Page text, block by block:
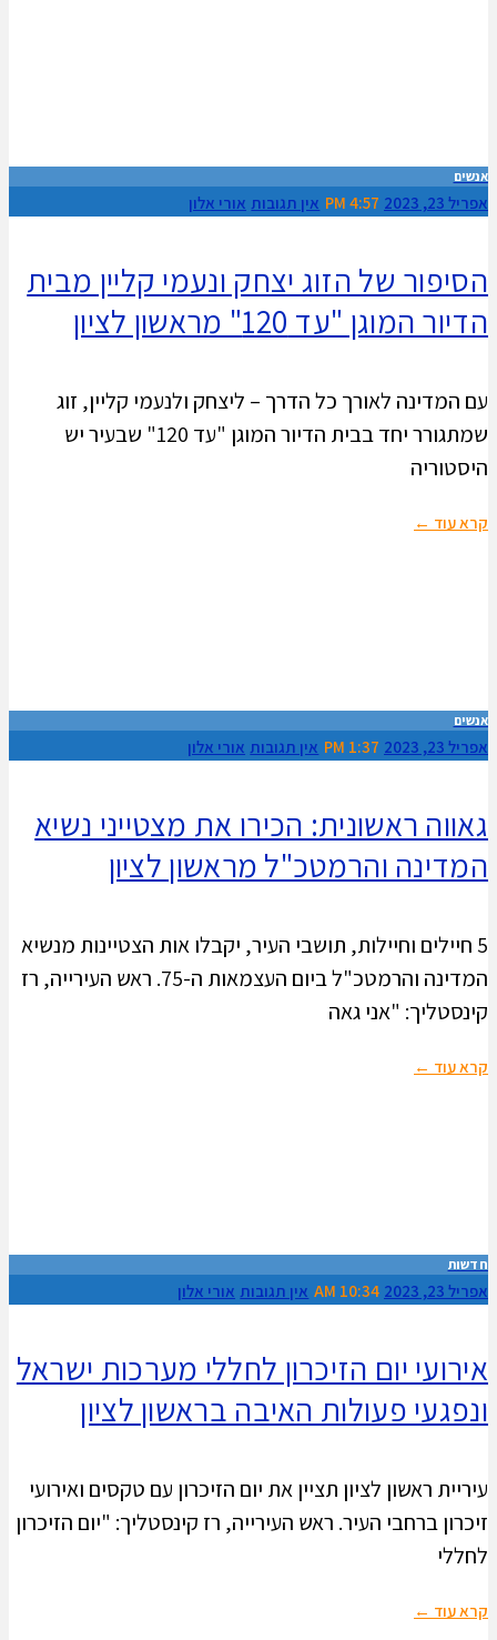
אנשים
אפריל 23, 2023 4:57 PM אין תגובות אורי אלון
הסיפור של הזוג יצחק ונעמי קליין מבית
הדיור המוגן "עד 120" מראשון לציון
עם המדינה לאורך כל הדרך – ליצחק ולנעמי קליין, זוג
שמתגורר יחד בבית הדיור המוגן "עד 120" שבעיר יש
היסטוריה
קרא עוד ←
אנשים
אפריל 23, 2023 1:37 PM אין תגובות אורי אלון
גאווה ראשונית: הכירו את מצטייני נשיא
המדינה והרמטכ"ל מראשון לציון
5 חיילים וחיילות, תושבי העיר, יקבלו אות הצטיינות מנשיא
המדינה והרמטכ"ל ביום העצמאות ה-75. ראש העירייה, רז
קינסטליך: "אני גאה
קרא עוד ←
חדשות
אפריל 23, 2023 10:34 AM אין תגובות אורי אלון
אירועי יום הזיכרון לחללי מערכות ישראל
ונפגעי פעולות האיבה בראשון לציון
עיריית ראשון לציון תציין את יום הזיכרון עם טקסים ואירועי
זיכרון ברחבי העיר. ראש העירייה, רז קינסטליך: "יום הזיכרון
לחללי
קרא עוד ←